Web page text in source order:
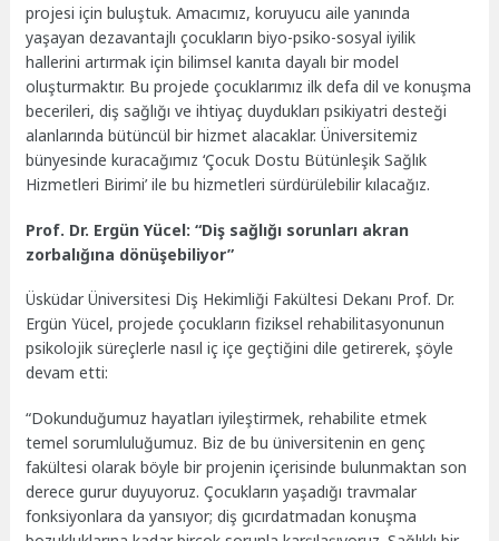
projesi için buluştuk. Amacımız, koruyucu aile yanında
yaşayan dezavantajlı çocukların biyo-psiko-sosyal iyilik
hallerini artırmak için bilimsel kanıta dayalı bir model
oluşturmaktır. Bu projede çocuklarımız ilk defa dil ve konuşma
becerileri, diş sağlığı ve ihtiyaç duydukları psikiyatri desteği
alanlarında bütüncül bir hizmet alacaklar. Üniversitemiz
bünyesinde kuracağımız ‘Çocuk Dostu Bütünleşik Sağlık
Hizmetleri Birimi’ ile bu hizmetleri sürdürülebilir kılacağız.
Prof. Dr. Ergün Yücel: “Diş sağlığı sorunları akran
zorbalığına dönüşebiliyor”
Üsküdar Üniversitesi Diş Hekimliği Fakültesi Dekanı Prof. Dr.
Ergün Yücel, projede çocukların fiziksel rehabilitasyonunun
psikolojik süreçlerle nasıl iç içe geçtiğini dile getirerek, şöyle
devam etti:
“Dokunduğumuz hayatları iyileştirmek, rehabilite etmek
temel sorumluluğumuz. Biz de bu üniversitenin en genç
fakültesi olarak böyle bir projenin içerisinde bulunmaktan son
derece gurur duyuyoruz. Çocukların yaşadığı travmalar
fonksiyonlara da yansıyor; diş gıcırdatmadan konuşma